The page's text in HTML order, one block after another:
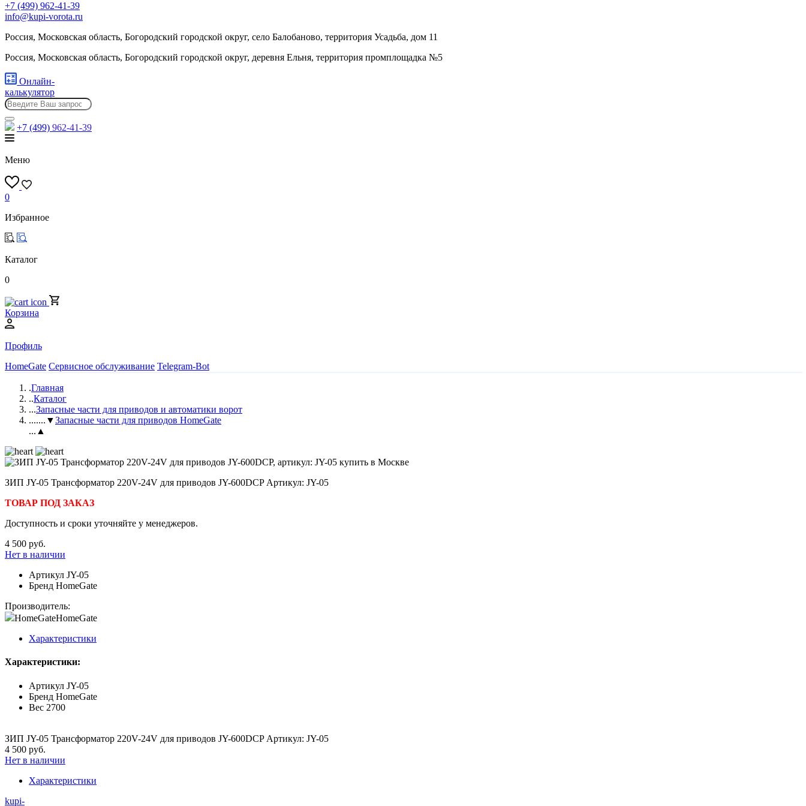
+7 (499) 962-41-39
info@kupi-vorota.ru
Россия, Московская область, Богородский городской округ, село Балобаново, территория Усадьба, дом 11
Россия, Московская область, Богородский городской округ, деревня Ельня, территория промплощадка №5
Онлайн-
калькулятор
+7 (499) 962-41-39
Меню
0
Избранное
Каталог
0
Корзина
Профиль
HomeGate Сервисное обслуживание Telegram-Bot
.Главная
..Каталог
...Запасные части для приводов и автоматики ворот
.......▼Запасные части для приводов HomeGate
...▲
ЗИП JY-05 Трансформатор 220V-24V для приводов JY-600DCP Артикул: JY-05
ТОВАР ПОД ЗАКАЗ
Доступность и сроки уточняйте у менеджеров.
4 500 руб.
Нет в наличии
Артикул JY-05
Бренд HomeGate
Производитель:
HomeGateHomeGate
Характеристики
Характеристики:
Артикул JY-05
Бренд HomeGate
Вес 2700
ЗИП JY-05 Трансформатор 220V-24V для приводов JY-600DCP Артикул: JY-05
4 500 руб.
Нет в наличии
Характеристики
kupi-